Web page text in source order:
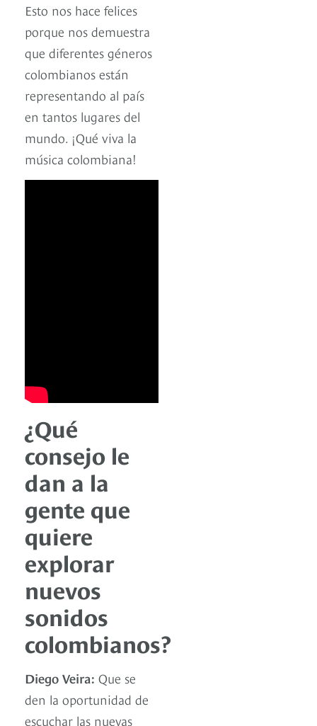
Esto nos hace felices
porque nos demuestra
que diferentes géneros
colombianos están
representando al país
en tantos lugares del
mundo. ¡Qué viva la
música colombiana!
¿Qué
consejo le
dan a la
gente que
quiere
explorar
nuevos
sonidos
colombianos?
Diego Veira: Que se
den la oportunidad de
escuchar las nuevas